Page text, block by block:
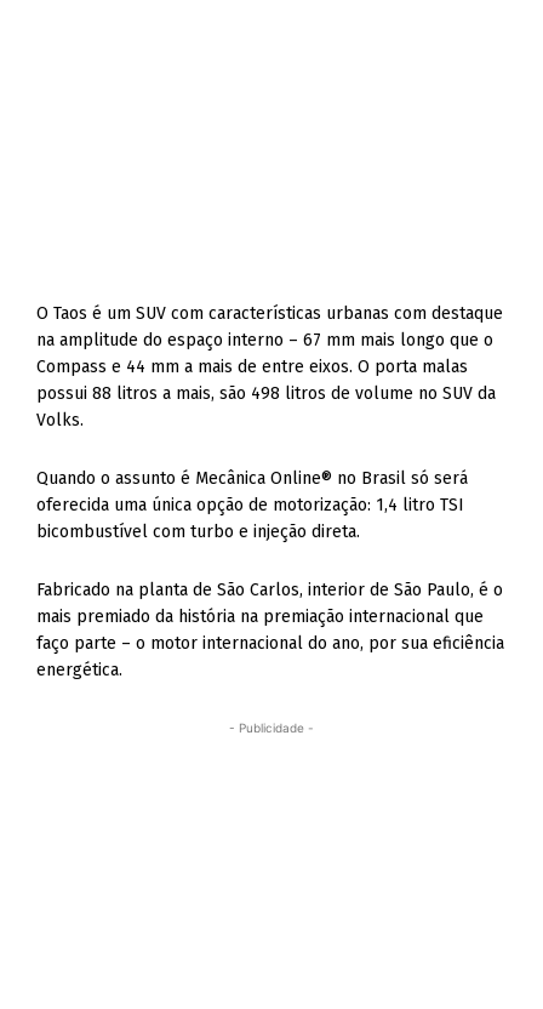
O Taos é um SUV com características urbanas com destaque
na amplitude do espaço interno – 67 mm mais longo que o
Compass e 44 mm a mais de entre eixos. O porta malas
possui 88 litros a mais, são 498 litros de volume no SUV da
Volks.
Quando o assunto é Mecânica Online® no Brasil só será
oferecida uma única opção de motorização: 1,4 litro TSI
bicombustível com turbo e injeção direta.
Fabricado na planta de São Carlos, interior de São Paulo, é o
mais premiado da história na premiação internacional que
faço parte – o motor internacional do ano, por sua eficiência
energética.
- Publicidade -